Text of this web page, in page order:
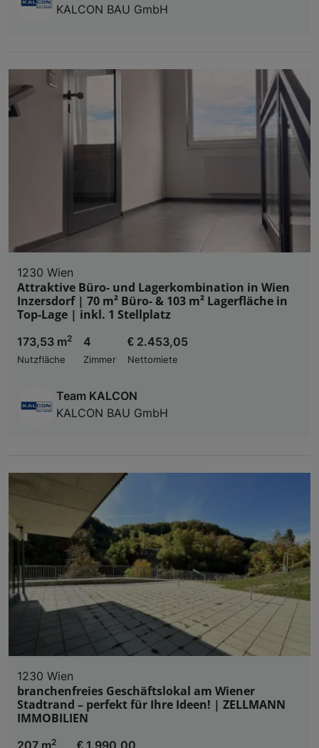
KALCON BAU GmbH
1230 Wien
Attraktive Büro- und Lagerkombination in Wien
Inzersdorf | 70 m² Büro- & 103 m² Lagerfläche in
Top-Lage | inkl. 1 Stellplatz
173,53 m2
Nutzfläche
4
Zimmer
€ 2.453,05
Nettomiete
Team KALCON
KALCON BAU GmbH
1230 Wien
branchenfreies Geschäftslokal am Wiener
Stadtrand – perfekt für Ihre Ideen! | ZELLMANN
IMMOBILIEN
207 m2
€ 1.990,00